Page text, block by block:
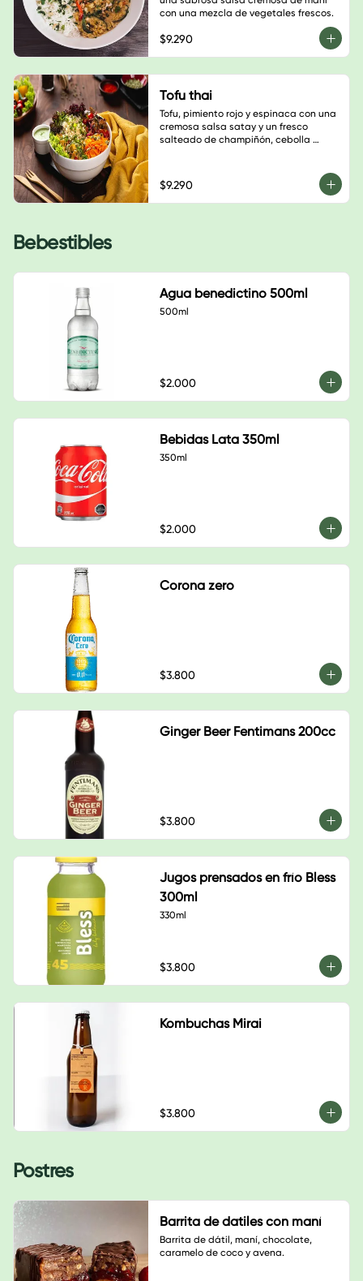
con una mezcla de vegetales frescos.
$9.290
Tofu thai
Tofu, pimiento rojo y espinaca con una
cremosa salsa satay y un fresco
salteado de champiñón, cebolla
$9.290
Bebestibles
Agua benedictino 500ml
500ml
$2.000
Bebidas Lata 350ml
350ml
$2.000
Corona zero
$3.800
Ginger Beer Fentimans 200cc
$3.800
Jugos prensados en frío Bless
300ml
330ml
$3.800
Kombuchas Mirai
$3.800
Postres
Barrita de datiles con maní
Barrita de dátil, maní, chocolate,
caramelo de coco y avena.